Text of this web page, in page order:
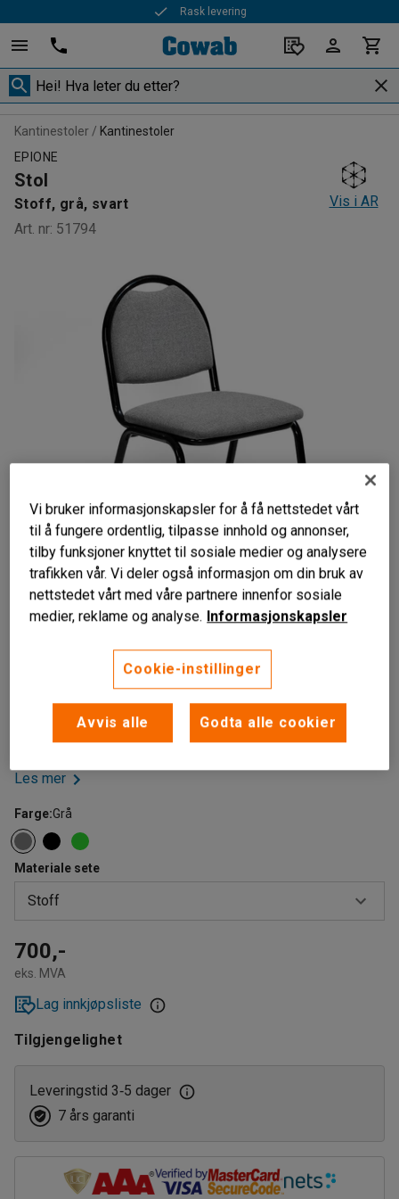
Rask levering
Kantinestoler
Kantinestoler
EPIONE
Stol
Stoff, grå, svart
Art. nr: 51794
Vis i AR
Liknende produkter
Stabil konstruksjon
Setet og ryggstøtten er polstret
Den stabile kantinestolen kan stables, og har polstret sete
og ryggstøtte for god sittekomfort.
Les mer
Farge:Grå
Materiale sete
Stoff
Kunstskinn
Stoff
700,-
eks. MVA
Lag innkjøpsliste
Tilgjengelighet
Leveringstid 3‑5 dager
7 års garanti
Vi bruker informasjonskapsler for å få nettstedet vårt
til å fungere ordentlig, tilpasse innhold og annonser,
tilby funksjoner knyttet til sosiale medier og analysere
trafikken vår. Vi deler også informasjon om din bruk av
nettstedet vårt med våre partnere innenfor sosiale
medier, reklame og analyse. Informasjonskapsler
Cookie-instillinger
Avvis alle Godta alle cookier